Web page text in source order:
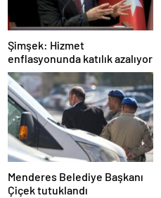
Şimşek: Hizmet
enflasyonunda katılık azalıyor
Menderes Belediye Başkanı
Çiçek tutuklandı